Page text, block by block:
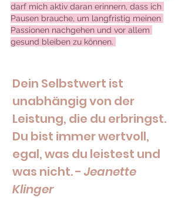
darf mich aktiv daran erinnern, dass ich
Pausen brauche, um langfristig meinen
Passionen nachgehen und vor allem
gesund bleiben zu können.
Dein Selbstwert ist
unabhängig von der
Leistung, die du erbringst.
Du bist immer wertvoll,
egal, was du leistest und
was nicht. - Jeanette
Klinger